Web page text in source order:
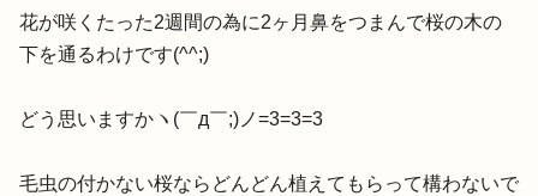
花が咲くたった2週間の為に2ヶ月鼻をつまんで桜の木の
下を通るわけです(^^;)
どう思いますかヽ(￣д￣;)ノ=3=3=3
毛虫の付かない桜ならどんどん植えてもらって構わないで